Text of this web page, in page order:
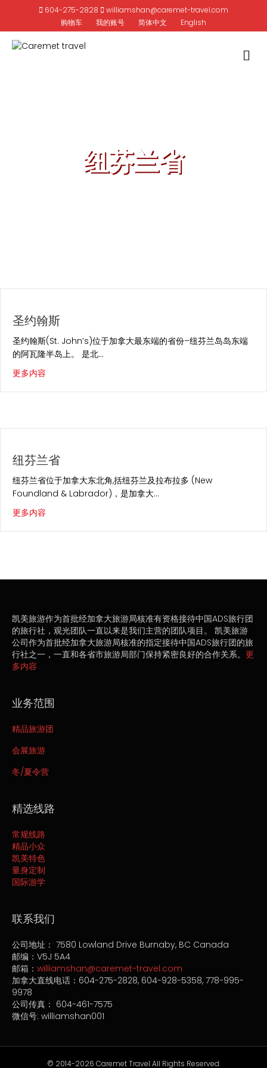
604-275-2828
williamshan@caremet-travel.com
购物车
我的账号 简体中文 English
纽芬兰省
圣约翰斯
圣约翰斯(St. John’s)位于加拿大最东端的省份–纽芬兰岛岛东端
的阿瓦隆半岛上。 是北…
更多内容
纽芬兰省
纽芬兰省位于加拿大东北角,括纽芬兰及拉布拉多 (New
Foundland & Labrador)，是加拿大…
更多内容
凯美旅游作为首批经加拿大旅游局核准有资格接待中国ADS旅行团
的旅行社，观光团队一直以来是我们主营的团队项目。 凯美旅游
公司作为首批经加拿大旅游局核准的指定接待中国ADS旅行团的旅
行社之一，一直和各省市旅游局部门保持紧密良好的合作关系。 更
多内容
业务范围
精品旅游团
会展旅游
冬/夏令营
精选线路
常规线路
精品小众
凯美特色
量身定制
国际游学
联系我们
公司地址 ： 7580 Lowland Drive Burnaby, BC Canada
邮编： V5J 5A4
邮箱 ： williamshan@caremet-travel.com
加拿大直线电话 ：604-275-2828, 604-928-5358, 778-995-
9978
公司传真 ： 604-461-7575
微信号: williamshan001
© 2014-2026 Caremet Travel All Rights Reserved.